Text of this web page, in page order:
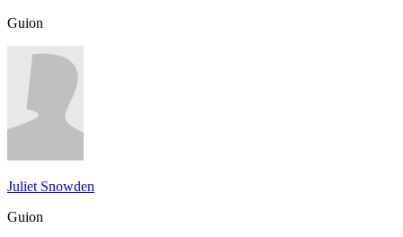
Guion
Juliet Snowden
Guion